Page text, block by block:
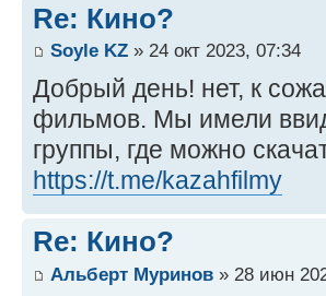
Re: Кино?
Soyle KZ » 24 окт 2023, 07:34
Добрый день! нет, к
фильмов. Мы имели
группы, где можно
https://t.me/kazahfilmy
Re: Кино?
Альберт Муринов » 28 июн